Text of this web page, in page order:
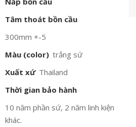
Tâm thoát bồn cầu
300mm +-5
Màu (color) trắng sứ
Xuất xứ Thailand
Thời gian bảo hành
10 năm phần sứ, 2 năm linh kiện
khác.